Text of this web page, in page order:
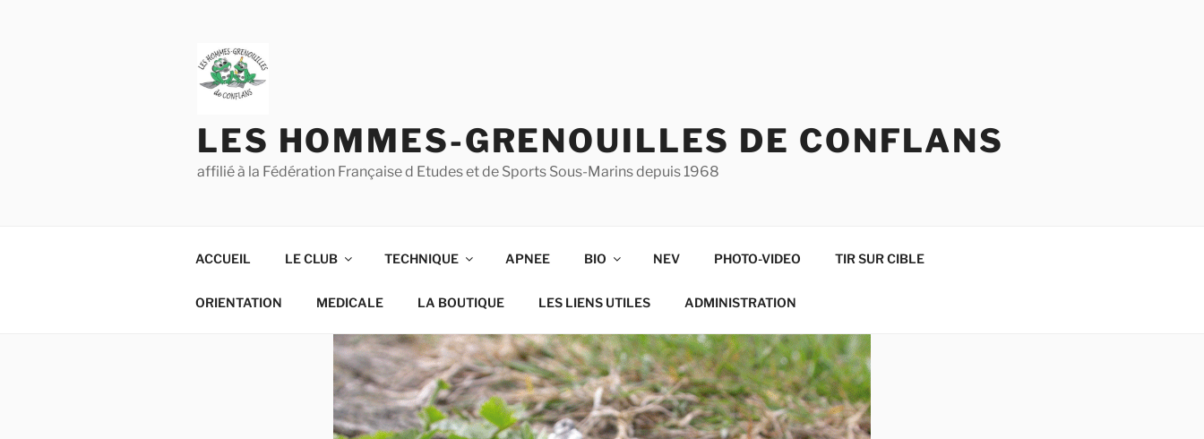
LES HOMMES-GRENOUILLES DE CONFLANS
affilié à la Fédération Française d Etudes et de Sports Sous-Marins depuis 1968
ACCUEIL LE CLUB TECHNIQUE APNEE BIO NEV PHOTO-VIDEO TIR SUR CIBLE
ORIENTATION MEDICALE LA BOUTIQUE LES LIENS UTILES ADMINISTRATION